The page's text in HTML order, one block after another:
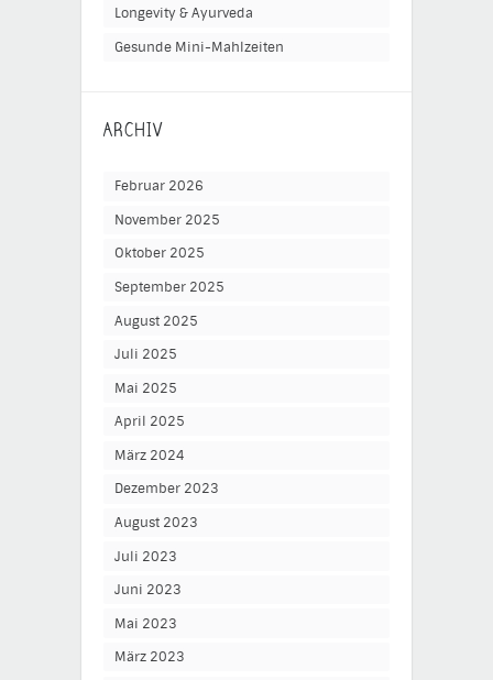
Longevity & Ayurveda
Gesunde Mini-Mahlzeiten
ARCHIV
Februar 2026
November 2025
Oktober 2025
September 2025
August 2025
Juli 2025
Mai 2025
April 2025
März 2024
Dezember 2023
August 2023
Juli 2023
Juni 2023
Mai 2023
März 2023